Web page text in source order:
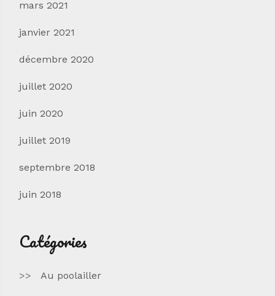
mars 2021
janvier 2021
décembre 2020
juillet 2020
juin 2020
juillet 2019
septembre 2018
juin 2018
Catégories
Au poolailler